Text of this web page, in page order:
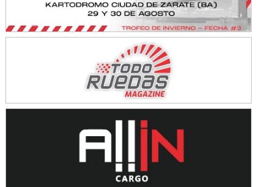
Ciudad de Trenque Lauquen (Asfalto)
ENTRERRIANO - F6 (POSTERGADA)
Parque de la Velocidad (Asfalto)